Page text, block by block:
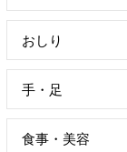
おしり
手・足
食事・美容